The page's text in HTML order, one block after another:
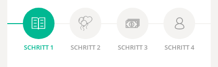
SCHRITT 1 SCHRITT 2 SCHRITT 3 SCHRITT 4